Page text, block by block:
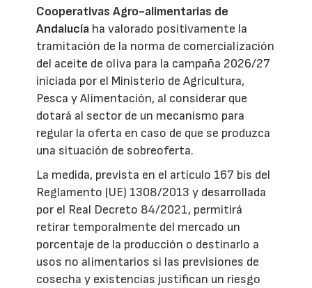
Cooperativas Agro-alimentarias de
Andalucía ha valorado positivamente la
tramitación de la norma de comercialización
del aceite de oliva para la campaña 2026/27
iniciada por el Ministerio de Agricultura,
Pesca y Alimentación, al considerar que
dotará al sector de un mecanismo para
regular la oferta en caso de que se produzca
una situación de sobreoferta.
La medida, prevista en el artículo 167 bis del
Reglamento (UE) 1308/2013 y desarrollada
por el Real Decreto 84/2021, permitirá
retirar temporalmente del mercado un
porcentaje de la producción o destinarlo a
usos no alimentarios si las previsiones de
cosecha y existencias justifican un riesgo